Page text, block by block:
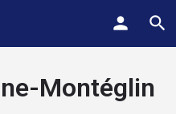
Montéglin